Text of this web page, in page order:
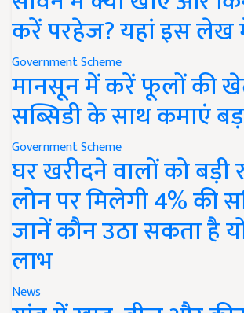
करें परहेज? यहां इस लेख
Government Scheme
मानसून में करें फूलों की
सब्सिडी के साथ कमाएं
Government Scheme
घर खरीदने वालों को बड़ी
लोन पर मिलेगी 4% की
जानें कौन उठा सकता है
लाभ
News